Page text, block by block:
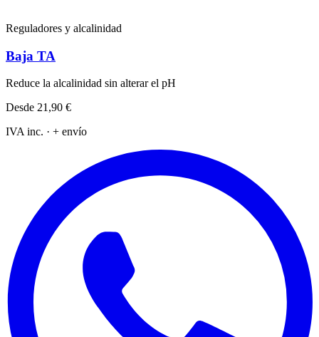
Reguladores y alcalinidad
Baja TA
Reduce la alcalinidad sin alterar el pH
Desde 21,90 €
IVA inc. · + envío